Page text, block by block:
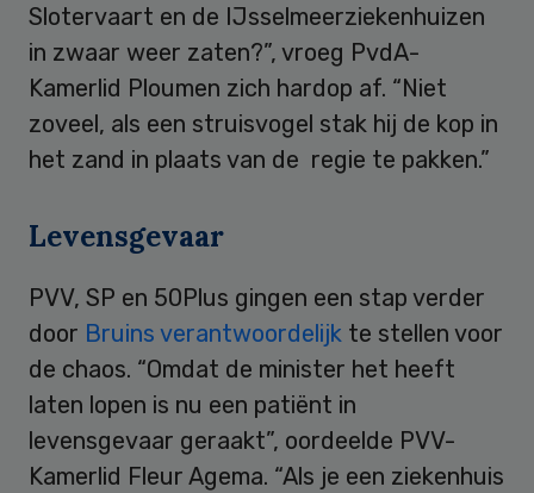
Slotervaart en de IJsselmeerziekenhuizen
in zwaar weer zaten?”, vroeg PvdA-
Kamerlid Ploumen zich hardop af. “Niet
zoveel, als een struisvogel stak hij de kop in
het zand in plaats van de regie te pakken.”
Levensgevaar
PVV, SP en 50Plus gingen een stap verder
door Bruins verantwoordelijk te stellen voor
de chaos. “Omdat de minister het heeft
laten lopen is nu een patiënt in
levensgevaar geraakt”, oordeelde PVV-
Kamerlid Fleur Agema. “Als je een ziekenhuis